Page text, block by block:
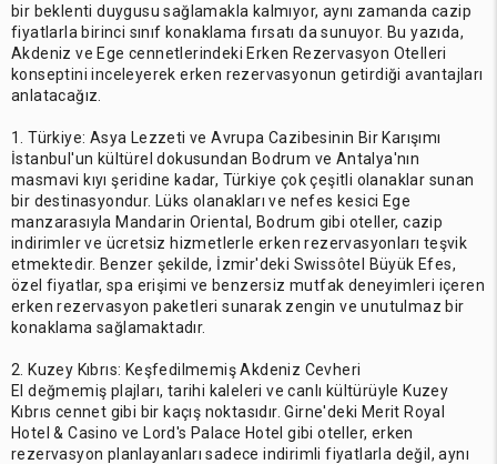
bir beklenti duygusu sağlamakla kalmıyor, aynı zamanda cazip
fiyatlarla birinci sınıf konaklama fırsatı da sunuyor. Bu yazıda,
Akdeniz ve Ege cennetlerindeki Erken Rezervasyon Otelleri
konseptini inceleyerek erken rezervasyonun getirdiği avantajları
anlatacağız.
1. Türkiye: Asya Lezzeti ve Avrupa Cazibesinin Bir Karışımı
İstanbul'un kültürel dokusundan Bodrum ve Antalya'nın
masmavi kıyı şeridine kadar, Türkiye çok çeşitli olanaklar sunan
bir destinasyondur. Lüks olanakları ve nefes kesici Ege
manzarasıyla Mandarin Oriental, Bodrum gibi oteller, cazip
indirimler ve ücretsiz hizmetlerle erken rezervasyonları teşvik
etmektedir. Benzer şekilde, İzmir'deki Swissôtel Büyük Efes,
özel fiyatlar, spa erişimi ve benzersiz mutfak deneyimleri içeren
erken rezervasyon paketleri sunarak zengin ve unutulmaz bir
konaklama sağlamaktadır.
2. Kuzey Kıbrıs: Keşfedilmemiş Akdeniz Cevheri
El değmemiş plajları, tarihi kaleleri ve canlı kültürüyle Kuzey
Kıbrıs cennet gibi bir kaçış noktasıdır. Girne'deki Merit Royal
Hotel & Casino ve Lord's Palace Hotel gibi oteller, erken
rezervasyon planlayanları sadece indirimli fiyatlarla değil, aynı